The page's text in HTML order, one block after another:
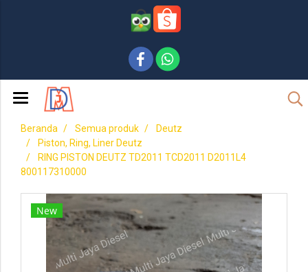
Beranda Semua produk
Deutz
Piston, Ring, Liner Deutz
RING PISTON DEUTZ TD2011 TCD2011 D2011L4
800117310000
New